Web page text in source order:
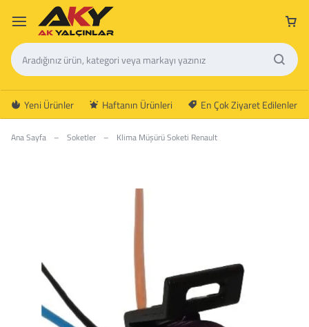
Yeni Ürünler Haftanın Ürünleri En Çok Ziyaret Edilenler
Ana Sayfa – Soketler – Klima Müşürü Soketi Renault